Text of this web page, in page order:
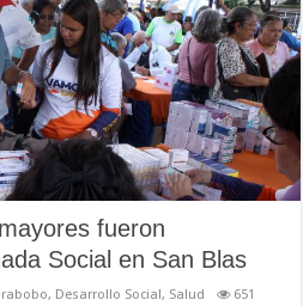
fueron
Social en San Blas
, Desarrollo Social, Salud 651